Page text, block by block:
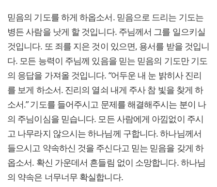
믿음의 기도를 하게 하옵소서. 믿음으로 드리는 기도는
병든 사람을 낫게 할 것입니다. 주님께서 그를 일으키실
것입니다. 또 죄를 지은 것이 있으면, 용서를 받을 것입니
다. 모든 능력이 주님께 있음을 믿는 믿음의 기도만 기도
의 응답을 가져올 것입니다. “어두운 내 눈 밝히사 진리
를 보게 하소서. 진리의 열쇠 내게 주사 참 빛을 찾게 하
소서.” 기도를 들어주시고 문제를 해결해주시는 분이 나
의 주님이심을 믿습니다. 모든 사람에게 아낌없이 주시
고 나무라지 않으시는 하나님께 구합니다. 하나님께서
들으시고 약속하신 것을 주신다고 믿는 믿음을 갖게 하
옵소서. 확신 가운데서 흔들림 없이 소망합니다. 하나님
의 약속은 너무너무 확실합니다.